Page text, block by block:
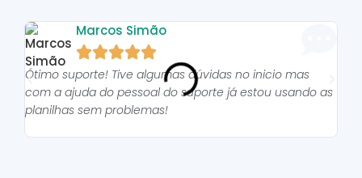
Marcos Simão

Ótimo suporte! Tive algumas dúvidas no inicio mas
com a ajuda do pessoal do suporte já estou usando as
planilhas sem problemas!